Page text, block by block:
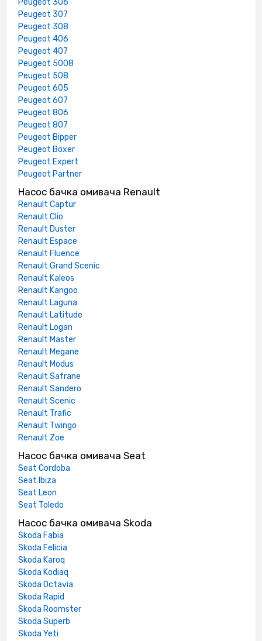
Peugeot 306
Peugeot 307
Peugeot 308
Peugeot 406
Peugeot 407
Peugeot 5008
Peugeot 508
Peugeot 605
Peugeot 607
Peugeot 806
Peugeot 807
Peugeot Bipper
Peugeot Boxer
Peugeot Expert
Peugeot Partner
Насос бачка омивача Renault
Renault Captur
Renault Clio
Renault Duster
Renault Espace
Renault Fluence
Renault Grand Scenic
Renault Kaleos
Renault Kangoo
Renault Laguna
Renault Latitude
Renault Logan
Renault Master
Renault Megane
Renault Modus
Renault Safrane
Renault Sandero
Renault Scenic
Renault Trafic
Renault Twingo
Renault Zoe
Насос бачка омивача Seat
Seat Cordoba
Seat Ibiza
Seat Leon
Seat Toledo
Насос бачка омивача Skoda
Skoda Fabia
Skoda Felicia
Skoda Karoq
Skoda Kodiaq
Skoda Octavia
Skoda Rapid
Skoda Roomster
Skoda Superb
Skoda Yeti